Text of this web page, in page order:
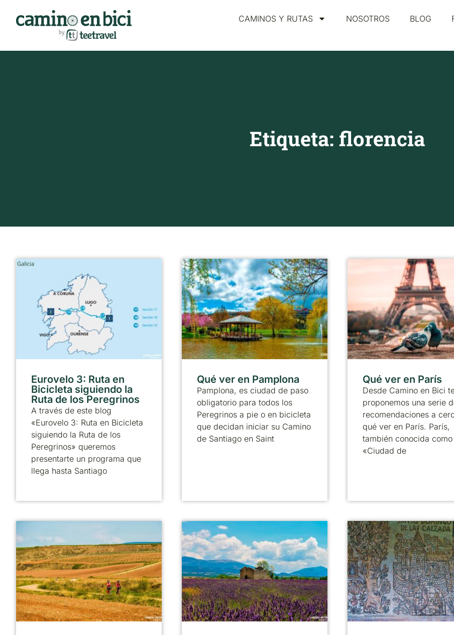
CAMINOS Y RUTAS NOSOTROS BLOG
Etiqueta: florencia
Eurovelo 3: Ruta en
Bicicleta siguiendo la
Ruta de los Peregrinos
A través de este blog
«Eurovelo 3: Ruta en Bicicleta
siguiendo la Ruta de los
Peregrinos» queremos
presentarte un programa que
llega hasta Santiago
Qué ver en Pamplona
Pamplona, es ciudad de paso
obligatorio para todos los
Peregrinos a pie o en bicicleta
que decidan iniciar su Camino
de Santiago en Saint
Qué ver en París
Desde Camino en Bici
proponemos una serie
recomendaciones a
qué ver en París. París,
también conocida como
«Ciudad de